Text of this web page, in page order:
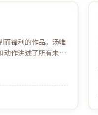
而锋利的作品。汤唯
动作讲述了所有未能